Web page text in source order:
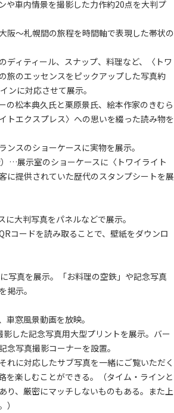
や車内情景を撮影した力作約20点を大判プ
阪～札幌間の旅程を時間軸で表現した帯状の
ディティール、スナップ、料理など、〈トワ
旅のエッセンスをピックアップした写真約
ンに対応させて展示。
の松本典久氏と栗原景氏、絵本作家のきむら
トエクスプレス〉への思いを綴った読み物を
ンスのショーケースに実物を展示。
…展示室のショーケースに〈トワイライト
に提供されていた歴代のスタンプシートを展
大判写真をパネルなどで展示。
コードを読み取ることで、壁紙をダウンロ
写真を展示。「お料理の空鉄」や記念写真
掲示。
車窓風景動画を放映。
影した記念写真用大型プリントを展示。バー
念写真撮影コーナーを設置。
れに対応したサブ写真を一緒にご覧いただく
を楽しむことができる。（タイム・ラインと
り、厳密にマッチしないものもある。また上